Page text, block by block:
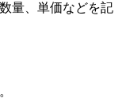
量、単価などを記